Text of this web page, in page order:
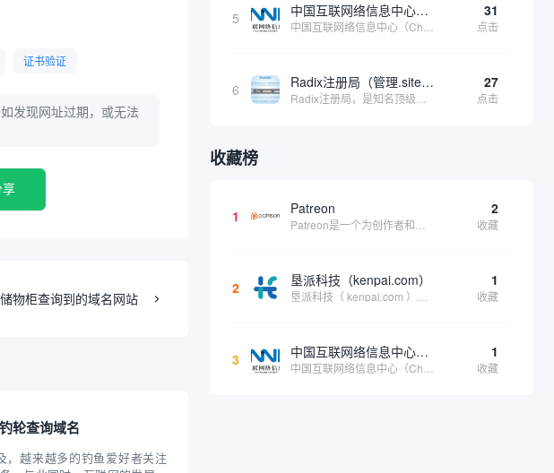
证书验证
发现网址过期，或无法
享
物柜查询到的域名网站
轮查询域名
，越来越多的钓鱼爱好者关注
5 中国互联网络信息中心（CNNIC） 31
点击
6 Radix注册局（管理.site、.online等顶级域名） 27
点击
收藏榜
1 Patreon 2
收藏
2 垦派科技（kenpai.com） 1
收藏
3 中国互联网络信息中心（CNNIC） 1
收藏